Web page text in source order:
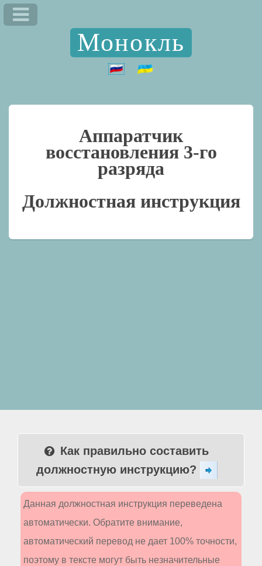
Монокль
Аппаратчик
восстановления 3-го
разряда
Должностная инструкция
Как правильно составить
должностную инструкцию?
Данная должностная инструкция переведена
автоматически. Обратите внимание,
автоматический перевод не дает 100% точности,
поэтому в тексте могут быть незначительные